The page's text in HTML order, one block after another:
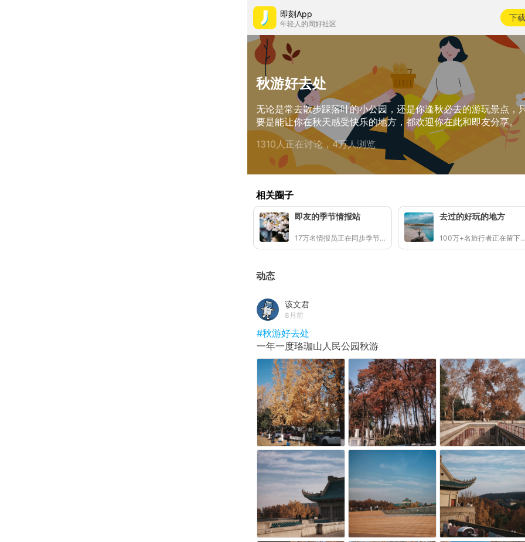
即刻App
年轻人的同好社区
下载
秋游好去处
无论是常去散步踩落叶的小公园，还是你逢秋必去的游玩景点，
要是能让你在秋天感受快乐的地方，都欢迎你在此和即友分享。
1310人正在讨论，4万人浏览
相关圈子
即友的季节情报站
17万名情报员正在同步季节的讯号
去过的好玩的地方
100万+名旅行
动态
该文君
8月前
#秋游好去处
一年一度珞珈山人民公园秋游